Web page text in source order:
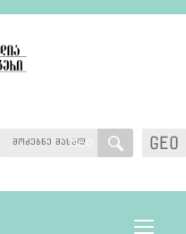
GEO
GEO
Toggle